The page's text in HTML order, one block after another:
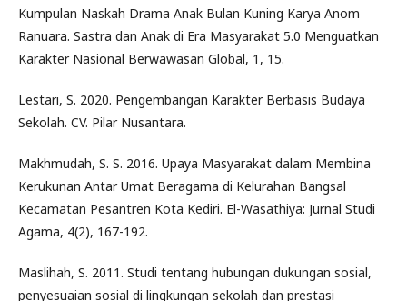
Kumpulan Naskah Drama Anak Bulan Kuning Karya Anom
Ranuara. Sastra dan Anak di Era Masyarakat 5.0 Menguatkan
Karakter Nasional Berwawasan Global, 1, 15.
Lestari, S. 2020. Pengembangan Karakter Berbasis Budaya
Sekolah. CV. Pilar Nusantara.
Makhmudah, S. S. 2016. Upaya Masyarakat dalam Membina
Kerukunan Antar Umat Beragama di Kelurahan Bangsal
Kecamatan Pesantren Kota Kediri. El-Wasathiya: Jurnal Studi
Agama, 4(2), 167-192.
Maslihah, S. 2011. Studi tentang hubungan dukungan sosial,
penyesuaian sosial di lingkungan sekolah dan prestasi